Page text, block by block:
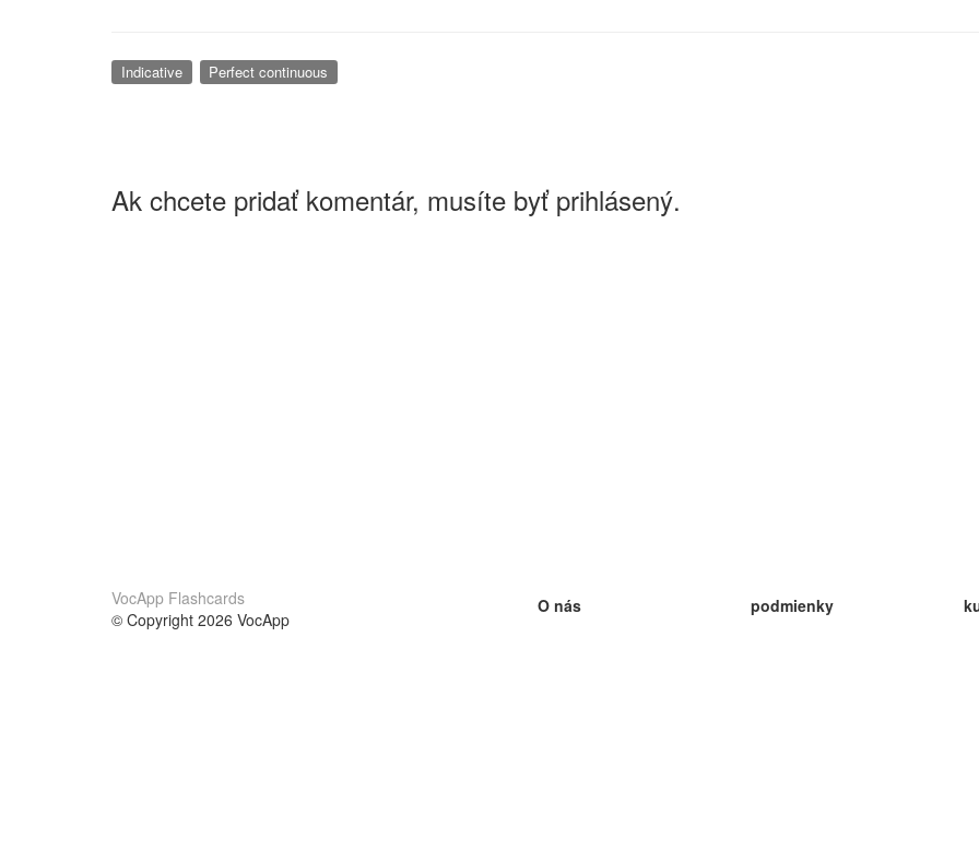
Indicative Perfect continuous
Ak chcete pridať komentár, musíte byť prihlásený.
VocApp Flashcards
© Copyright 2026 VocApp
O nás
podmienky